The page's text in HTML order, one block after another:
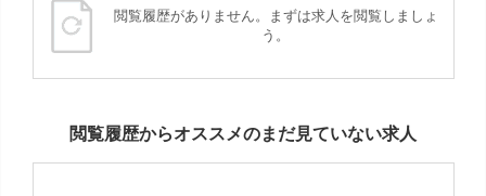
閲覧履歴がありません。まずは求人を閲覧しましょ
う。
閲覧履歴からオススメのまだ見ていない求人